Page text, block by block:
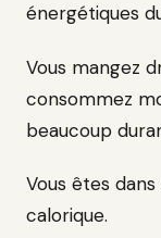
énergétiques
Vous mangez
consommez
beaucoup
Vous êtes
calorique.